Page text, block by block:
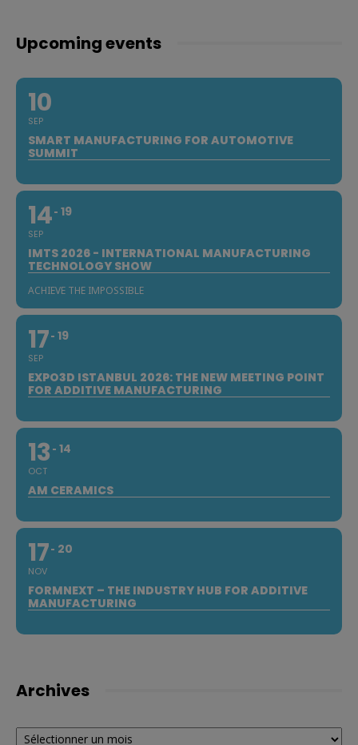
Upcoming events
10
SEP
SMART MANUFACTURING FOR AUTOMOTIVE
SUMMIT
14
SEP
19
IMTS 2026 - INTERNATIONAL MANUFACTURING
TECHNOLOGY SHOW
ACHIEVE THE IMPOSSIBLE
17
SEP
19
EXPO3D ISTANBUL 2026: THE NEW MEETING POINT
FOR ADDITIVE MANUFACTURING
13
OCT
14
AM CERAMICS
17
NOV
20
FORMNEXT – THE INDUSTRY HUB FOR ADDITIVE
MANUFACTURING
Archives
Archives